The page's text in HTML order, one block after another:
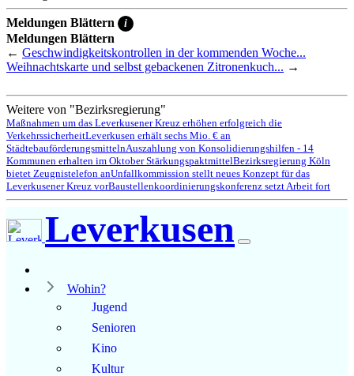
Meldungen Blättern i
Meldungen Blättern
← Geschwindigkeitskontrollen in der kommenden Woche...
Weihnachtskarte und selbst gebackenen Zitronenkuch... →
Weitere von "Bezirksregierung"
Maßnahmen um das Leverkusener Kreuz erhöhen erfolgreich die
VerkehrssicherheitLeverkusen erhält sechs Mio. € an
StädtebauförderungsmittelnAuszahlung von Konsolidierungshilfen - 14
Kommunen erhalten im Oktober StärkungspaktmittelBezirksregierung Köln
bietet Zeugnistelefon anUnfallkommission stellt neues Konzept für das
Leverkusener Kreuz vorBaustellenkoordinierungskonferenz setzt Arbeit fort
Leverkusen
Wohin?
Jugend
Senioren
Kino
Kultur